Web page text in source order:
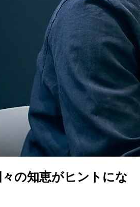
の知恵がヒントにな